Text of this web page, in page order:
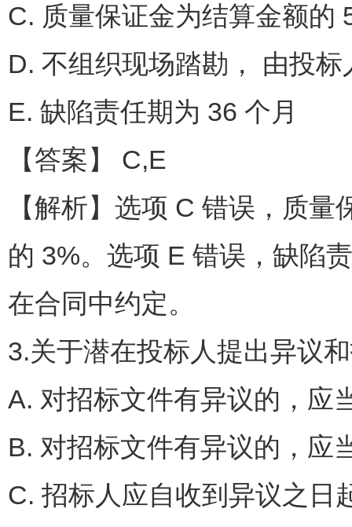
C. 质量保证金为结算金额的
D. 不组织现场踏勘， 由投标
E. 缺陷责任期为 36 个月
【答案】 C,E
【解析】选项 C 错误，质
的 3%。选项 E 错误，缺陷
在合同中约定。
3.关于潜在投标人提出异议
A. 对招标文件有异议的，应
B. 对招标文件有异议的，应
C. 招标人应自收到异议之日